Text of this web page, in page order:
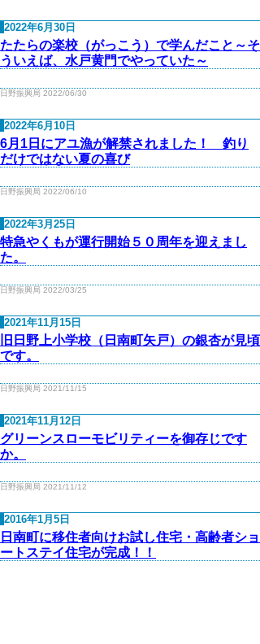
2022年6月30日
たたらの楽校（がっこう）で学んだこと～そ
ういえば、水戸黄門でやっていた～
日野振興局 2022/06/30
2022年6月10日
6月1日にアユ漁が解禁されました！ 釣り
だけではない夏の喜び
日野振興局 2022/06/10
2022年3月25日
特急やくもが運行開始５０周年を迎えまし
た。
日野振興局 2022/03/25
2021年11月15日
旧日野上小学校（日南町矢戸）の銀杏が見頃
です。
日野振興局 2021/11/15
2021年11月12日
グリーンスローモビリティーを御存じです
か。
日野振興局 2021/11/12
2016年1月5日
日南町に移住者向けお試し住宅・高齢者ショ
ートステイ住宅が完成！！